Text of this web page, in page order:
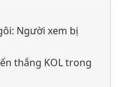
Người xem bị
thắng KOL trong